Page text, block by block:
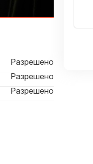
Разрешено
Разрешено
Разрешено